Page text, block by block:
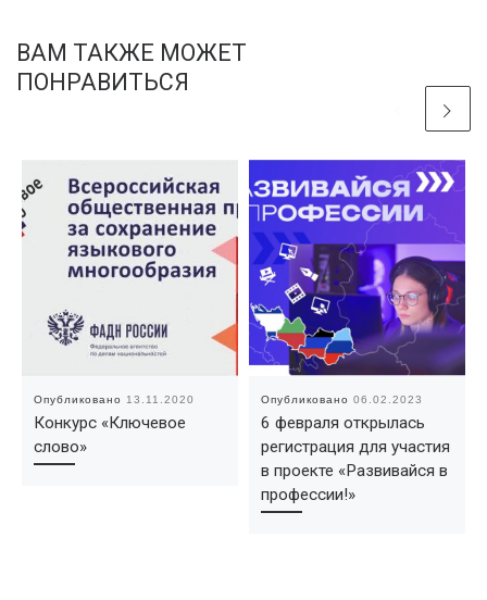
ВАМ ТАКЖЕ МОЖЕТ
ПОНРАВИТЬСЯ
Опубликовано 13.11.2020
Конкурс «Ключевое
слово»
Опубликовано 06.02.2023
6 февраля открылась
регистрация для участия
в проекте «Развивайся в
профессии!»